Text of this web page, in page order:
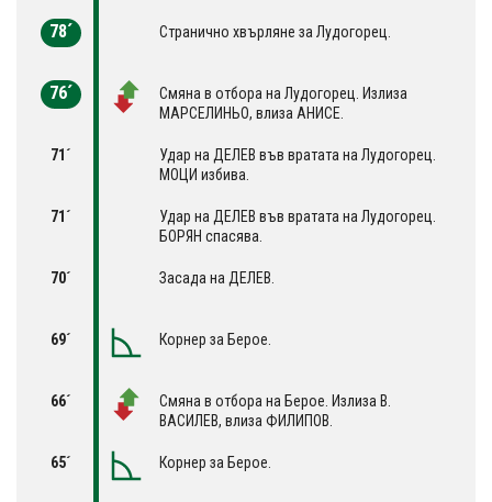
78´ Странично хвърляне за Лудогорец.
76´
Смяна в отбора на Лудогорец. Излиза
МАРСЕЛИНЬО, влиза АНИСЕ.
71´
Удар на ДЕЛЕВ във вратата на Лудогорец.
МОЦИ избива.
71´
Удар на ДЕЛЕВ във вратата на Лудогорец.
БОРЯН спасява.
70´ Засада на ДЕЛЕВ.
69´ Корнер за Берое.
66´
Смяна в отбора на Берое. Излиза В.
ВАСИЛЕВ, влиза ФИЛИПОВ.
65´ Корнер за Берое.